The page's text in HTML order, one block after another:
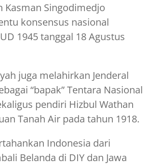
Kasman Singodimedjo
konsensus nasional
1945 tanggal 18 Agustus
juga melahirkan Jenderal
“bapak” Tentara Nasional
pendiri Hizbul Wathan
Tanah Air pada tahun 1918.
Indonesia dari
Belanda di DIY dan Jawa